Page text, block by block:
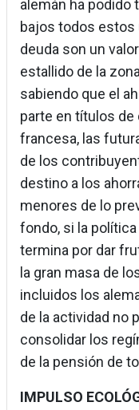
alemán ha podido
bajos todos
deuda son un
estallido de la
sabiendo que el
parte en títulos de
francesa, las
de los
destino a los
menores de lo
fondo, si la política
termina por dar
la gran masa de
incluidos los
de la actividad no
consolidar los
de la pensión de
IMPULSO